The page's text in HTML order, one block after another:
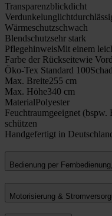
Transparenzblickdicht
Verdunkelung
Wärmeschutzschwach
Blendschutzsehr stark
PflegehinweisMit einem
Farbe der Rückseitewie
Öko-Tex Standard 100
Max. Breite255 cm
Max. Höhe340 cm
MaterialPolyester
Feuchtraumgeeignet
schützen
Handgefertigt in
Bedienung per
Motorisierung &